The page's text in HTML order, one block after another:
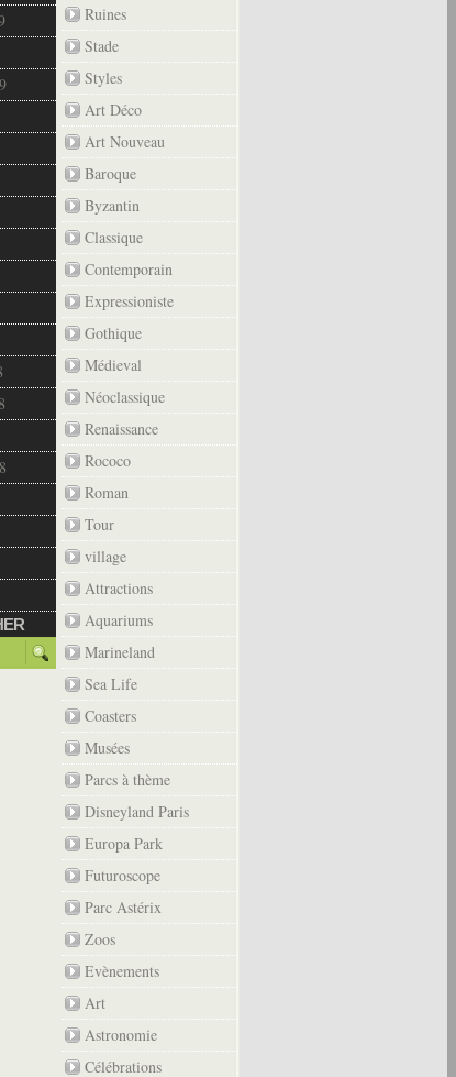
Ruines
Stade
Styles
Art Déco
Art Nouveau
Baroque
Byzantin
Classique
Contemporain
Expressioniste
Gothique
Médieval
Néoclassique
Renaissance
Rococo
Roman
Tour
village
Attractions
Aquariums
Marineland
Sea Life
Coasters
Musées
Parcs à thème
Disneyland Paris
Europa Park
Futuroscope
Parc Astérix
Zoos
Evènements
Art
Astronomie
Célébrations